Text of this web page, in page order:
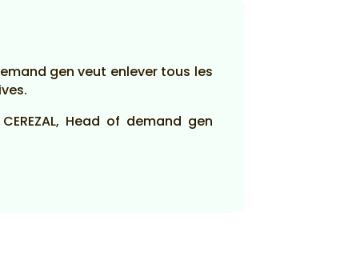
gen veut enlever tous les
Head of demand gen